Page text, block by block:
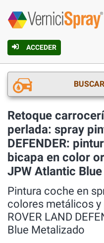
ACCEDER
Retoque
perlada: spray
DEFENDER:
bicapa en color
JPW Atlantic
Pintura coche en
colores metálicos y
ROVER LAND
Blue Metalizado